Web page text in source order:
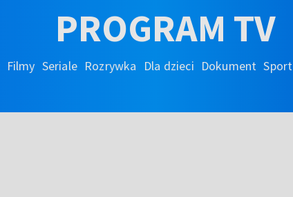
PROGRAM TV
Filmy Seriale Rozrywka Dla dzieci Dokument Sport